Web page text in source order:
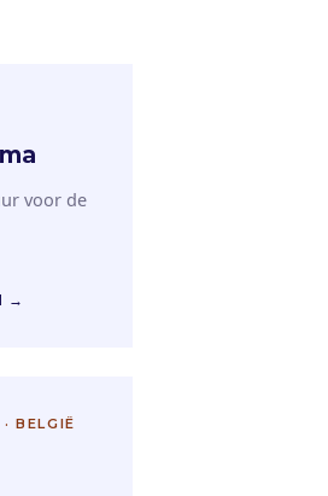
voor de
→
BELGIË